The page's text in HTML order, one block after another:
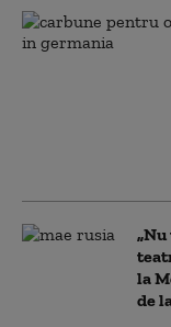
la
de